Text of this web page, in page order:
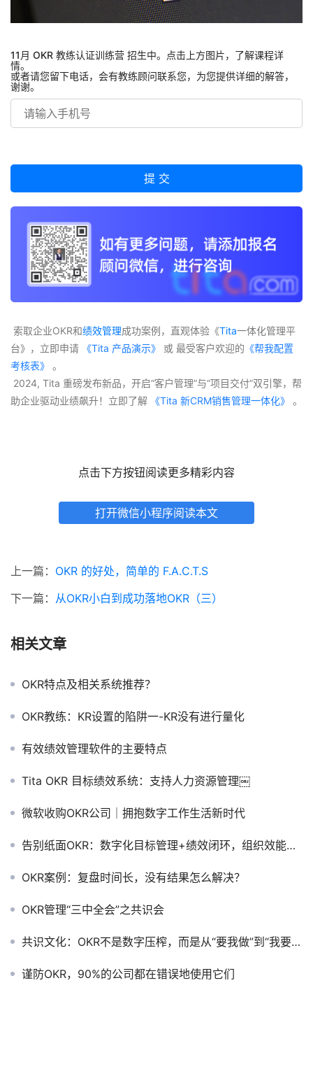
11月 OKR 教练认证训练营 招生中。点击上方图片，了解课程详
情。
或者请您留下电话，会有教练顾问联系您，为您提供详细的解答，
谢谢。
索取企业OKR和绩效管理成功案例，直观体验《Tita一体化管理平
台》，立即申请 《Tita 产品演示》 或 最受客户欢迎的 《帮我配置
考核表》
。
助企业驱动业绩飙升！立即了解 《Tita 新CRM销售管理一体化》 。
点击下方按钮阅读更多精彩内容
打开微信小程序阅读本文
上一篇： OKR 的好处，简单的 F.A.C.T.S
下一篇： 从OKR小白到成功落地OKR（三）
相关文章
OKR特点及相关系统推荐？
OKR教练：KR设置的陷阱一-KR没有进行量化
有效绩效管理软件的主要特点
Tita OKR 目标绩效系统：支持人力资源管理￼
微软收购OKR公司｜拥抱数字工作生活新时代
告别纸面OKR：数字化目标管理+绩效闭环，组织效能翻倍
OKR案例：复盘时间长，没有结果怎么解决？
OKR管理“三中全会”之共识会
共识文化：OKR不是数字压榨，而是从“要我做”到“我要赢”
谨防OKR，90%的公司都在错误地使用它们